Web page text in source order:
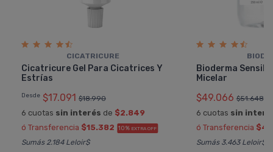
CICATRICURE
Cicatricure Gel Para Cicatrices Y
Estrí­as
Desde $17.091 $18.990
6 cuotas sin interés de $2.849
ó Transferencia $15.382 10% EXTRA OFF
Sumás 2.184 Leloir$
Bioderma
Micelar
$49.066 $51.648
6 cuotas sin
ó Transferencia
Sumás 3.463 Leloir$